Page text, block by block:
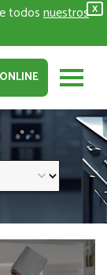
X
todosnuestros